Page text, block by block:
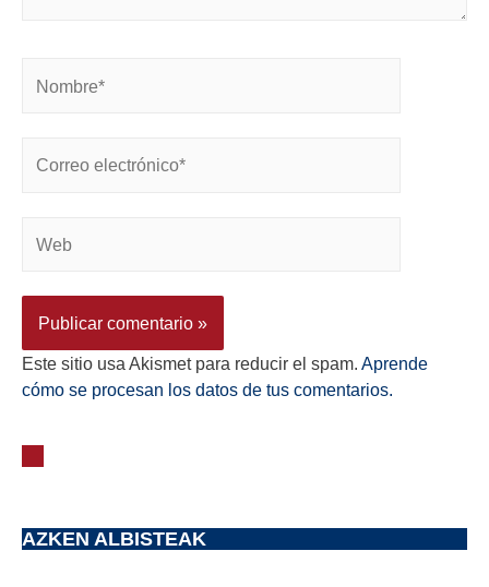
Este sitio usa Akismet para reducir el spam. Aprende
cómo se procesan los datos de tus comentarios.
AZKEN ALBISTEAK